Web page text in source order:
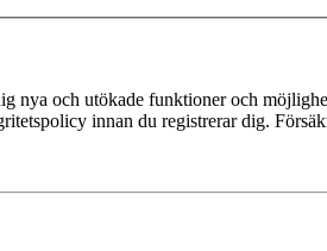
nya och utökade funktioner och
innan du registrerar dig.